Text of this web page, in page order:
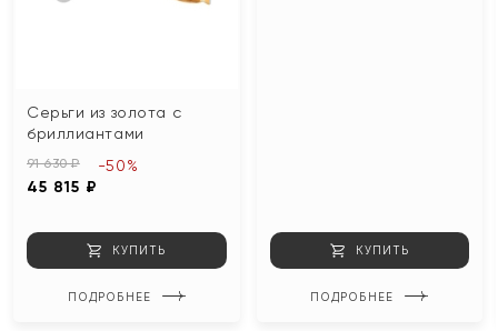
Серьги из золота с
бриллиантами
91 630 ₽
45 815 ₽
-50%
КУПИТЬ
ПОДРОБНЕЕ
КУПИТЬ
ПОДРОБНЕЕ